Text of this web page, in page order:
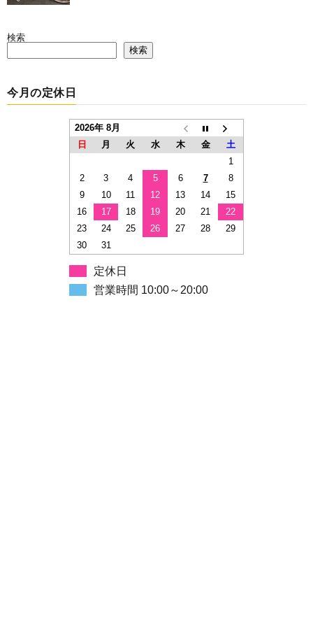
検索
検索
今月の定休日
2026年 8月
日
月 火 水 木 金
土
1
2
3 4 5 6 7
8
9
10 11 12 13 14
15
16
17 18 19 20 21
22
23
24 25 26 27 28
29
30
31
定休日
営業時間 10:00～20:00